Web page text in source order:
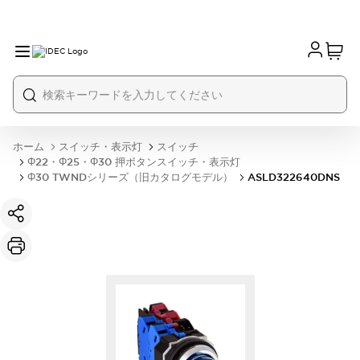
ホーム スイッチ・表示灯
スイッチ
Φ22・Φ25・Φ30 押ボタンスイッチ・表示灯
Φ30 TWNDシリーズ（旧カタログモデル）
ASLD322640DNS